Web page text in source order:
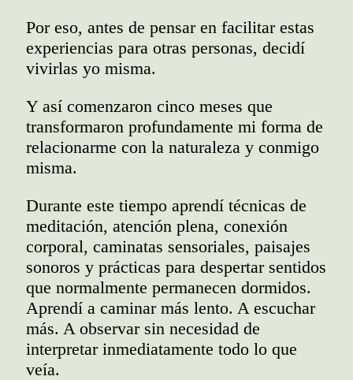
Por eso, antes de pensar en facilitar estas
experiencias para otras personas, decidí
vivirlas yo misma.
Y así comenzaron cinco meses que
transformaron profundamente mi forma de
relacionarme con la naturaleza y conmigo
misma.
Durante este tiempo aprendí técnicas de
meditación, atención plena, conexión
corporal, caminatas sensoriales, paisajes
sonoros y prácticas para despertar sentidos
que normalmente permanecen dormidos.
Aprendí a caminar más lento. A escuchar
más. A observar sin necesidad de
interpretar inmediatamente todo lo que
veía.